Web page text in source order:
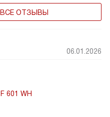
ОТЗЫВЫ
06.01.2026
601 WH